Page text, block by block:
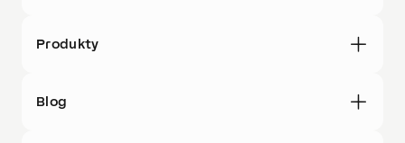
Produkty
Blog